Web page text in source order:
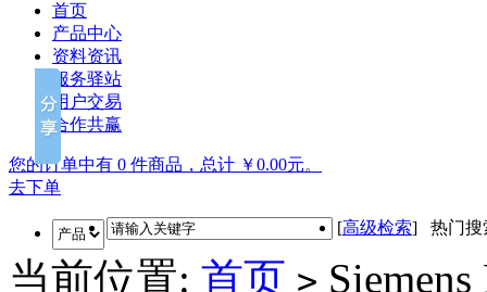
首页
产品中心
资料资讯
服务驿站
用户交易
合作共赢
您的订单中有 0 件商品，总计 ￥0.00元。
去下单
[高级检索] 热门搜
当前位置: 首页 >